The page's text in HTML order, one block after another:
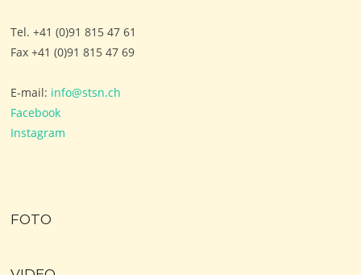
Tel. +41 (0)91 815 47 61
Fax +41 (0)91 815 47 69
E-mail: info@stsn.ch
Facebook
Instagram
FOTO